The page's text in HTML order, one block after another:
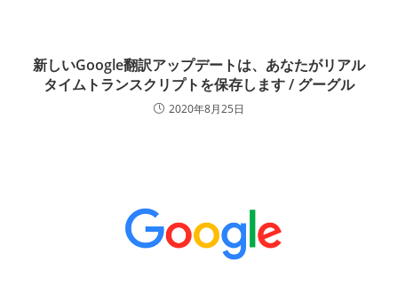
新しいGoogle翻訳アップデートは、あなたがリアル
タイムトランスクリプトを保存します / グーグル
2020年8月25日